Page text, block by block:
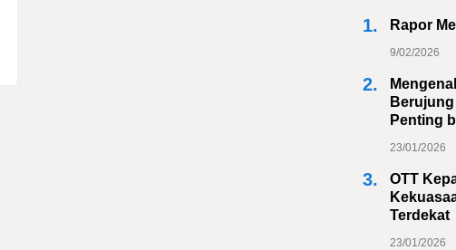
1.
Rapor
9/02/2026
2.
Penting
23/01/2026
3.
OTT
Terdekat
23/01/2026